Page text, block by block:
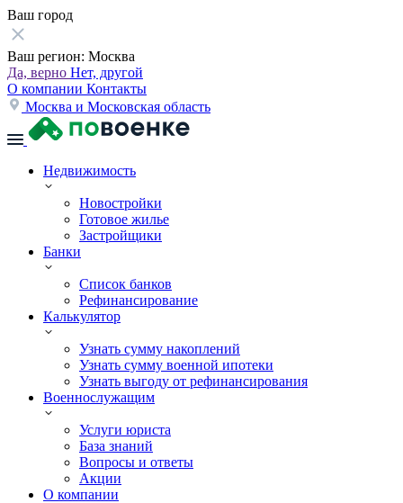
Ваш город
Ваш регион: Москва
Да, верно Нет, другой
О компании Контакты
Москва и Московская область
Недвижимость
Новостройки
Готовое жилье
Застройщики
Банки
Список банков
Рефинансирование
Калькулятор
Узнать сумму накоплений
Узнать сумму военной ипотеки
Узнать выгоду от рефинансирования
Военнослужащим
Услуги юриста
База знаний
Вопросы и ответы
Акции
О компании